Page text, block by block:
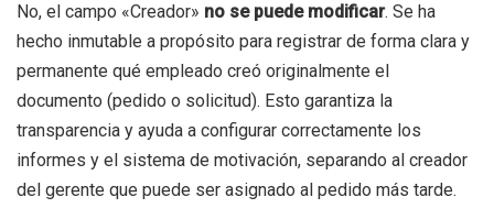
No, el campo «Creador» no se puede modificar. Se ha
hecho inmutable a propósito para registrar de forma clara y
permanente qué empleado creó originalmente el
documento (pedido o solicitud). Esto garantiza la
transparencia y ayuda a configurar correctamente los
informes y el sistema de motivación, separando al creador
del gerente que puede ser asignado al pedido más tarde.